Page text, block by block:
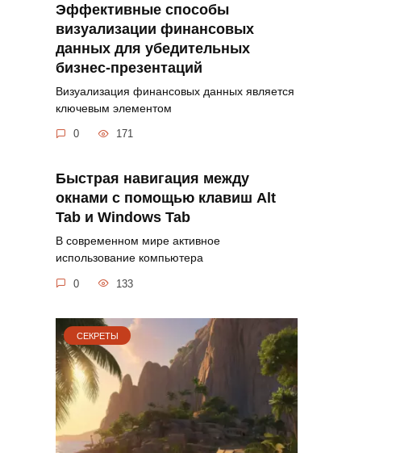
Эффективные способы
визуализации финансовых
данных для убедительных
бизнес-презентаций
Визуализация финансовых данных является
ключевым элементом
0 171
Быстрая навигация между
окнами с помощью клавиш Alt
Tab и Windows Tab
В современном мире активное
использование компьютера
0 133
СЕКРЕТЫ